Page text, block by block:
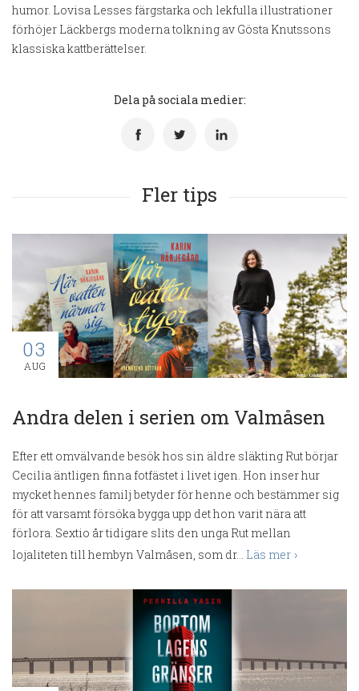
humor. Lovisa Lesses färgstarka och lekfulla illustrationer
förhöjer Läckbergs moderna tolkning av Gösta Knutssons
klassiska kattberättelser.
Dela på sociala medier:
Fler tips
03
AUG
Andra delen i serien om Valmåsen
Efter ett omvälvande besök hos sin äldre släkting Rut börjar
Cecilia äntligen finna fotfästet i livet igen. Hon inser hur
mycket hennes familj betyder för henne och bestämmer sig
för att varsamt försöka bygga upp det hon varit nära att
förlora. Sextio år tidigare slits den unga Rut mellan
lojaliteten till hembyn Valmåsen, som dr... Läs mer